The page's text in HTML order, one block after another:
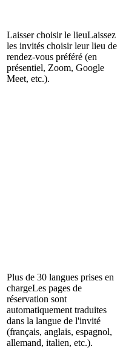
Laisser choisir le lieuLaissez
les invités choisir leur lieu de
rendez-vous préféré (en
présentiel, Zoom, Google
Meet, etc.).
Plus de 30 langues prises en
chargeLes pages de
réservation sont
automatiquement traduites
dans la langue de l'invité
(français, anglais, espagnol,
allemand, italien, etc.).